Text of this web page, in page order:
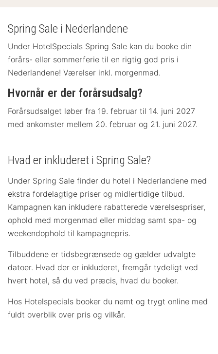
Spring Sale i Nederlandene
Under HotelSpecials Spring Sale kan du booke din
forårs- eller sommerferie til en rigtig god pris i
Nederlandene! Værelser inkl. morgenmad.
Hvornår er der forårsudsalg?
Forårsudsalget løber fra 19. februar til 14. juni 2027
med ankomster mellem 20. februar og 21. juni 2027.
Hvad er inkluderet i Spring Sale?
Under Spring Sale finder du hotel i Nederlandene med
ekstra fordelagtige priser og midlertidige tilbud.
Kampagnen kan inkludere rabatterede værelsespriser,
ophold med morgenmad eller middag samt spa- og
weekendophold til kampagnepris.
Tilbuddene er tidsbegrænsede og gælder udvalgte
datoer. Hvad der er inkluderet, fremgår tydeligt ved
hvert hotel, så du ved præcis, hvad du booker.
Hos Hotelspecials booker du nemt og trygt online med
fuldt overblik over pris og vilkår.